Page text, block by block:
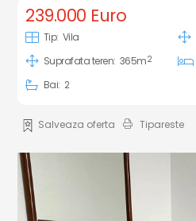
239.000 Euro
Tip: Vila
Suprafata teren: 365m2
Bai: 2
Salveaza oferta Tipareste